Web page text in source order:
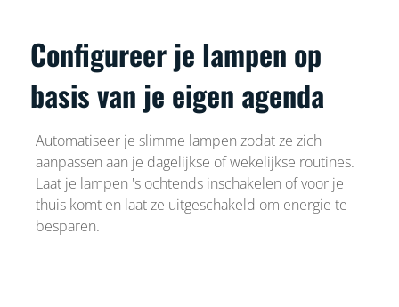
Configureer je lampen op
basis van je eigen agenda
Automatiseer je slimme lampen zodat ze zich
aanpassen aan je dagelijkse of wekelijkse routines.
Laat je lampen 's ochtends inschakelen of voor je
thuis komt en laat ze uitgeschakeld om energie te
besparen.